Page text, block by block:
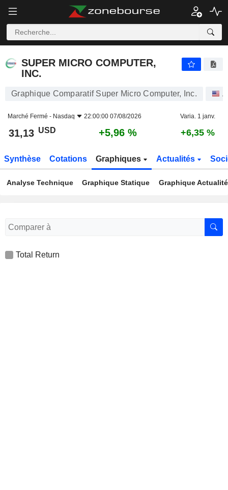
SUPER MICRO COMPUTER,
INC.
Graphique Comparatif Super Micro Computer, Inc.
Marché Fermé - Nasdaq 22:00:00 07/08/2026 Varia. 1 janv.
31,13 USD +5,96 % +6,35 %
Synthèse Cotations Graphiques Actualités
Analyse Technique Graphique Statique Graphique
Total Return